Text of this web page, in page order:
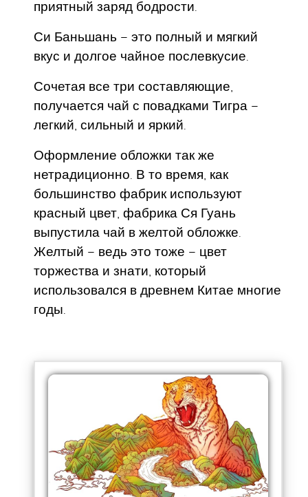
приятный заряд бодрости.
Си Баньшань – это полный и мягкий
вкус и долгое чайное послевкусие.
Сочетая все три составляющие,
получается чай с повадками Тигра –
легкий, сильный и яркий.
Оформление обложки так же
нетрадиционно. В то время, как
большинство фабрик используют
красный цвет, фабрика Ся Гуань
выпустила чай в желтой обложке.
Желтый – ведь это тоже – цвет
торжества и знати, который
использовался в древнем Китае многие
годы.